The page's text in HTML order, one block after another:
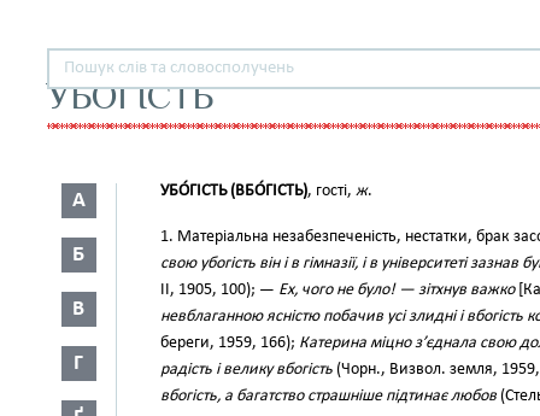
УБОГІСТЬ
А
Б
В
Г
УБО́ГІСТЬ (ВБО́ГІСТЬ), гості, ж.
1. Матеріальна незабезпеченість, нестатки, брак
свою убогість він і в гімназії, і в університеті
II, 1905, 100); — Ех, чого не було! — зітхнув важко
невблаганною ясністю побачив усі злидні і вбогість
береги, 1959, 166); Катерина міцно з’єднала свою
радість і велику вбогість (Чорн., Визвол. земля,
вбогість, а багатство страшніше підтинає любов